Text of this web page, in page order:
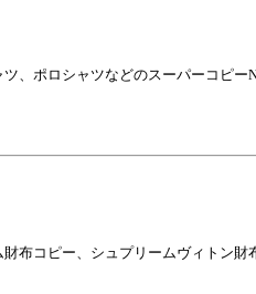
、ポロシャツなどのスーパーコピ
布コピー、シュプリームヴィトン